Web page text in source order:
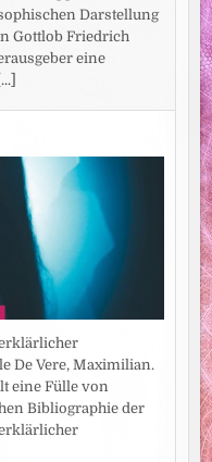
Darstellung
Gottlob Friedrich
eine
[...]
De Vere, Maximilian.
eine Fülle von
Bibliographie der